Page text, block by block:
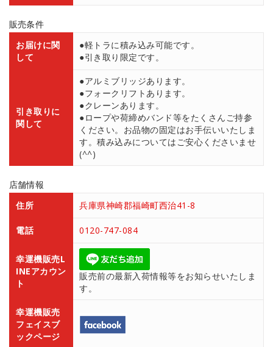
販売条件
お届けに関
して
●軽トラに積み込み可能です。
●引き取り限定です。
引き取りに
関して
●アルミブリッジあります。
●フォークリフトあります。
●クレーンあります。
●ロープや荷締めバンド等をたくさんご持参
ください。お品物の固定はお手伝いいたしま
す。積み込みについてはご安心くださいませ
(^^)
店舗情報
住所
兵庫県神崎郡福崎町西治41-8
電話 0120-747-084
幸運機販売L
INEアカウン
ト
販売前の最新入荷情報等をお知らせいたしま
す。
幸運機販売
フェイスブ
ックページ